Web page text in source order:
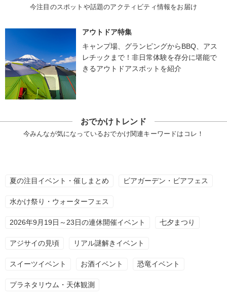
今注目のスポットや話題のアクティビティ情報をお届け
アウトドア特集
キャンプ場、グランピングからBBQ、アス
レチックまで！非日常体験を存分に堪能で
きるアウトドアスポットを紹介
おでかけトレンド
今みんなが気になっているおでかけ関連キーワードはコレ！
夏の注目イベント・催しまとめ ビアガーデン・ビアフェス
水かけ祭り・ウォーターフェス
2026年9月19日～23日の連休開催イベント 七夕まつり
アジサイの見頃 リアル謎解きイベント
スイーツイベント お酒イベント 恐竜イベント
プラネタリウム・天体観測